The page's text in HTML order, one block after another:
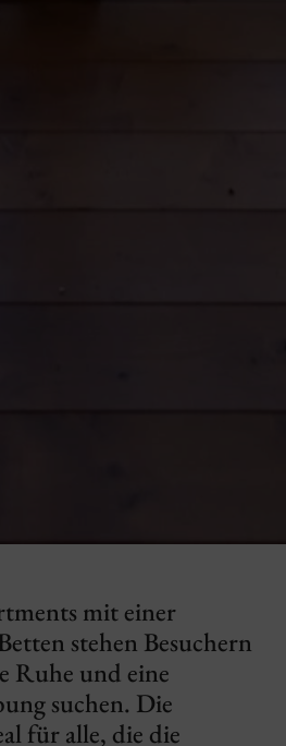
mit einer
stehen Besuchern
Ruhe und eine
suchen. Die
für alle, die die